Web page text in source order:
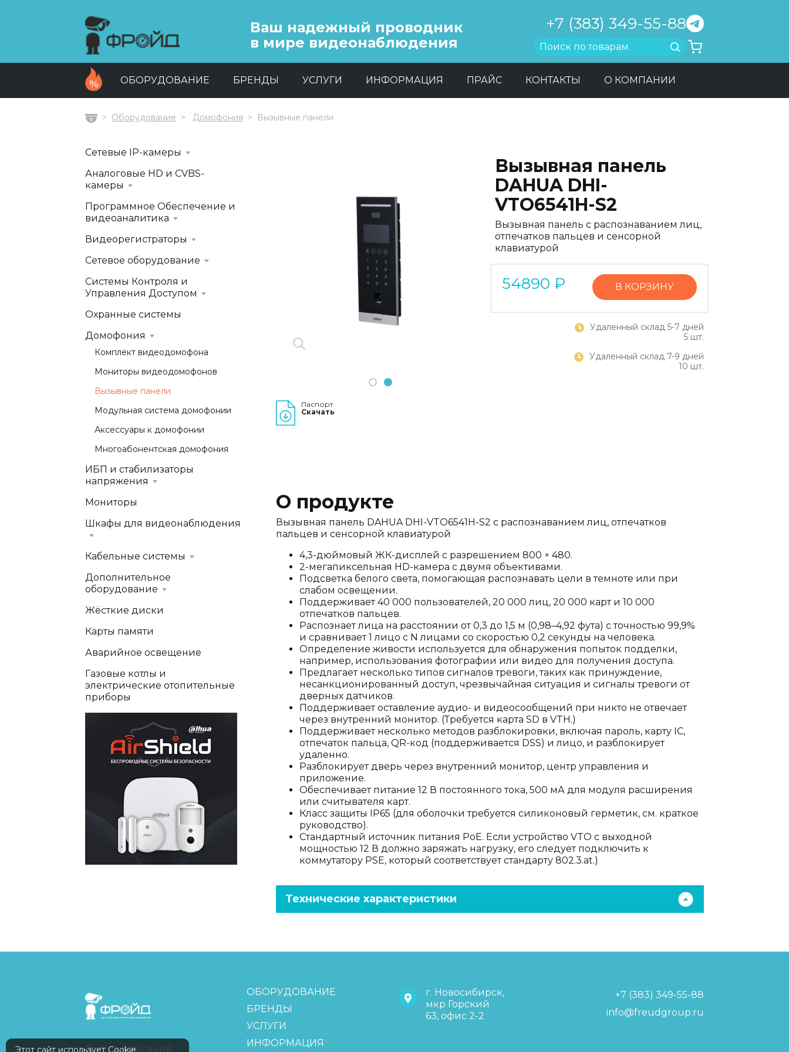
Ваш надежный проводник
в мире видеонаблюдения
+7 (383) 349-55-88
Найти
ОБОРУДОВАНИЕ БРЕНДЫ УСЛУГИ ИНФОРМАЦИЯ ПРАЙС КОНТАКТЫ О КОМПАНИИ
ГлавнаяОборудование Домофония Вызывные панели
1 2
Паспорт
Скачать
Вызывная панель
DAHUA DHI-
VTO6541H-S2
Вызывная панель c распознаванием лиц,
отпечатков пальцев и сенсорной
клавиатурой
54890 ₽ В КОРЗИНУ
Удаленный склад 5-7 дней
5 шт.
Удаленный склад 7-9 дней
10 шт.
О продукте
Вызывная панель DAHUA DHI-VTO6541H-S2 c распознаванием лиц, отпечатков
пальцев и сенсорной клавиатурой
4,3-дюймовый ЖК-дисплей с разрешением 800 × 480.
2-мегапиксельная HD-камера с двумя объективами.
Подсветка белого света, помогающая распознавать цели в темноте или при
слабом освещении.
Поддерживает 40 000 пользователей, 20 000 лиц, 20 000 карт и 10 000
отпечатков пальцев.
Распознает лица на расстоянии от 0,3 до 1,5 м (0,98–4,92 фута) с точностью 99,9%
и сравнивает 1 лицо с N лицами со скоростью 0,2 секунды на человека.
Определение живости используется для обнаружения попыток подделки,
например, использования фотографии или видео для получения доступа.
Предлагает несколько типов сигналов тревоги, таких как принуждение,
несанкционированный доступ, чрезвычайная ситуация и сигналы тревоги от
дверных датчиков.
Поддерживает оставление аудио- и видеосообщений при никто не отвечает
через внутренний монитор. (Требуется карта SD в VTH.)
Поддерживает несколько методов разблокировки, включая пароль, карту IC,
отпечаток пальца, QR-код (поддерживается DSS) и лицо, и разблокирует
удаленно.
Разблокирует дверь через внутренний монитор, центр управления и
приложение.
Обеспечивает питание 12 В постоянного тока, 500 мА для модуля расширения
или считывателя карт.
Класс защиты IP65 (для оболочки требуется силиконовый герметик, см. краткое
руководство).
Стандартный источник питания PoE. Если устройство VTO с выходной
мощностью 12 В должно заряжать нагрузку, его следует подключить к
коммутатору PSE, который соответствует стандарту 802.3.at.)
Технические характеристики
Сетевые IP-камеры
Аналоговые HD и CVBS-
камеры
Программное Обеспечение и
видеоаналитика
Видеорегистраторы
Сетевое оборудование
Системы Контроля и
Управления Доступом
Охранные системы
Домофония
Комплект видеодомофона
Мониторы видеодомофонов
Вызывные панели
Модульная система домофонии
Аксессуары к домофонии
Многоабонентская домофония
ИБП и стабилизаторы
напряжения
Мониторы
Шкафы для видеонаблюдения
Кабельные системы
Дополнительное
оборудование
Жёсткие диски
Карты памяти
Аварийное освещение
Газовые котлы и
электрические отопительные
приборы
FreudGroup
Группа компаний
ОБОРУДОВАНИЕ
БРЕНДЫ
УСЛУГИ
ИНФОРМАЦИЯ
г. Новосибирск,
мкр Горский
63, офис 2-2
+7 (383) 349-55-88
info@freudgroup.ru
Этот сайт использует Cookie